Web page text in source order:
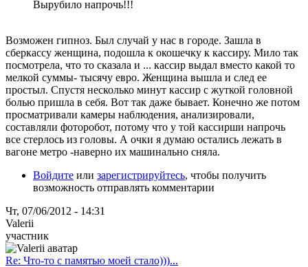
Вырубило напрочь!!!
Возможен гипноз. Был случай у нас в городе. Зашла в
сберкассу женщина, подошла к окошечку к кассиру. Мило так
посмотрела, что то сказала и ... кассир выдал вместо какой то
мелкой суммы- тысячу евро. Женщина вышла и след ее
простыл. Спустя несколько минут кассир с жуткой головной
болью пришла в себя. Вот так даже бывает. Конечно же потом
просматривали камеры наблюдения, анализировали,
составляли фоторобот, потому что у той кассирши напрочь
все стерлось из головы. А очки я думаю остались лежать в
вагоне метро -наверно их машинально сняла.
Войдите или зарегистрируйтесь, чтобы получить
возможность отправлять комментарии
Чт, 07/06/2012 - 14:31
Valerii
участник
Re: Что-то с памятью моей стало)))...